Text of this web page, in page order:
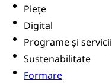
Piețe
Digital
Programe și servicii
Sustenabilitate
Formare